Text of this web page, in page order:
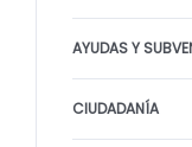
AYUDAS Y
CIUDADANÍA